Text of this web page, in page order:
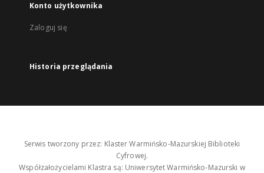
Konto użytkownika
Zaloguj się
Historia przeglądania
Serwis tworzony przez: Klaster Warmińsko-Mazurskiej Biblioteki
Cyfrowej.
Współzałożycielami Klastra są: Uniwersytet Warmińsko-Mazurski w